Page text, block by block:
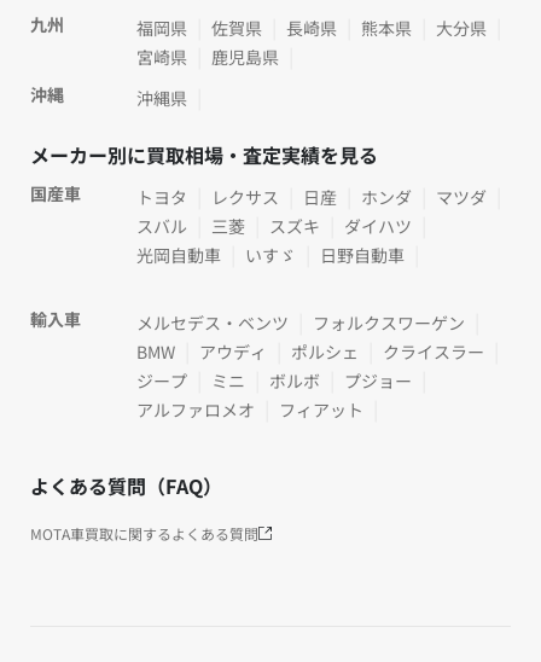
九州
福岡県 佐賀県 長崎県 熊本県
大分県
宮崎県
鹿児島県
沖縄
沖縄県
メーカー別に買取相場・査定実績を見る
国産車 トヨタ レクサス 日産 ホンダ
マツダ
スバル
三菱 スズキ
ダイハツ
光岡自動車
いすゞ 日野自動車
輸入車 メルセデス・ベンツ
フォルクスワーゲン
BMW
アウディ ポルシェ
クライスラー
ジープ
ミニ ボルボ
プジョー
アルファロメオ
フィアット
よくある質問（FAQ）
MOTA車買取に関するよくある質問